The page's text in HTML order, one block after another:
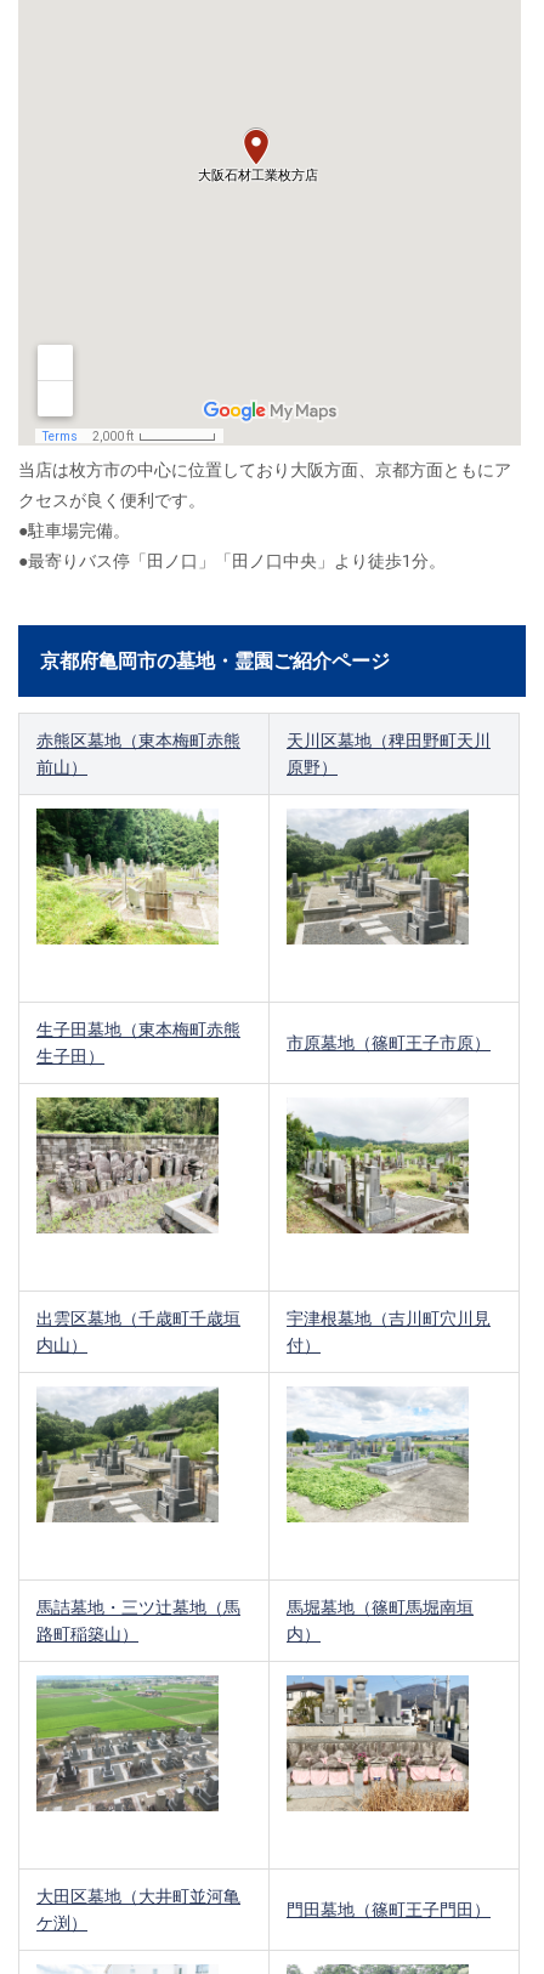
当店は枚方市の中心に位置しており大阪方面、京都方面ともにア
クセスが良く便利です。
●駐車場完備。
●最寄りバス停「田ノ口」「田ノ口中央」より徒歩1分。
京都府亀岡市の墓地・霊園ご紹介ページ
赤熊区墓地（東本梅町赤熊
前山）
天川区墓地（稗田野町天川
原野）
生子田墓地（東本梅町赤熊
生子田）
市原墓地（篠町王子市原）
出雲区墓地（千歳町千歳垣
内山）
宇津根墓地（吉川町穴川見
付）
馬詰墓地・三ツ辻墓地（馬
路町稲築山）
馬堀墓地（篠町馬堀南垣
内）
大田区墓地（大井町並河亀
ケ渕）
門田墓地（篠町王子門田）